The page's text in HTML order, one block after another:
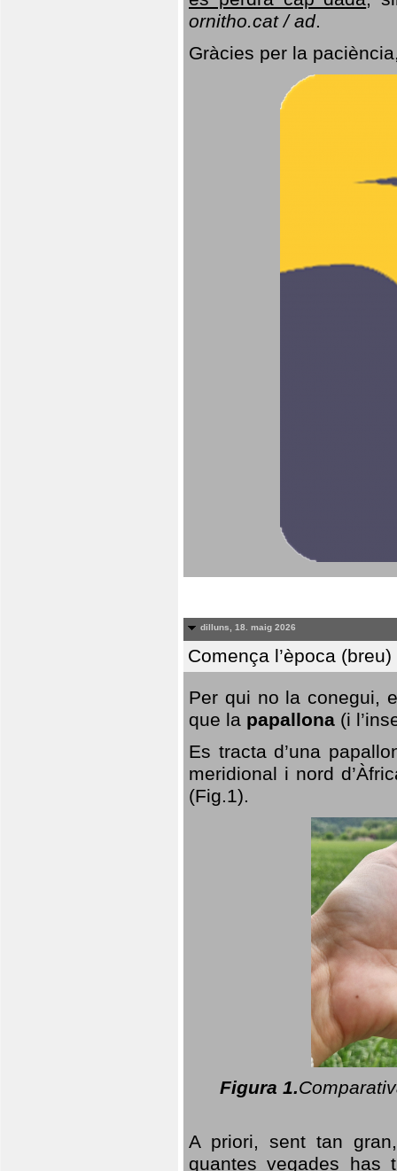
ornitho.cat / ad.
Gràcies per la
dilluns, 18. maig 2026
Comença l’època
Per qui no la conegui,
que la papallona (i
Es tracta d’una
meridional i nord
(Fig.1).
Figura 1.
A priori, sent tan
quantes vegades has